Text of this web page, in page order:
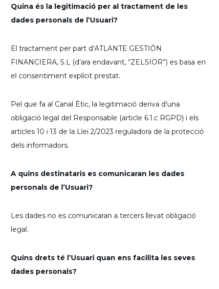
Quina és la legitimació per al tractament de les
dades personals de l’Usuari?
El tractament per part d’ATLANTE GESTIÓN
FINANCIERA, S.L (d’ara endavant, “ZELSIOR”) es basa en
el consentiment explícit prestat.
Pel que fa al Canal Ètic, la legitimació deriva d’una
obligació legal del Responsable (article 6.1.c RGPD) i els
articles 10 i 13 de la Llei 2/2023 reguladora de la protecció
dels informadors.
A quins destinataris es comunicaran les dades
personals de l’Usuari?
Les dades no es comunicaran a tercers llevat obligació
legal.
Quins drets té l’Usuari quan ens facilita les seves
dades personals?